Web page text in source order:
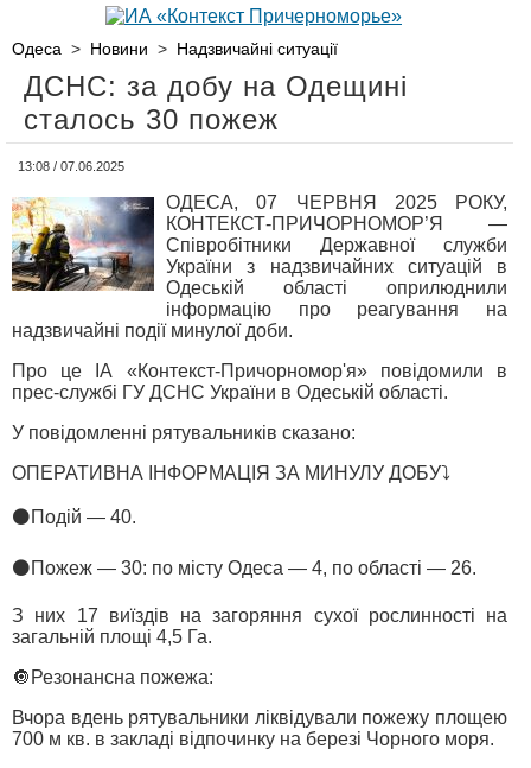
Одеса > Новини > Надзвичайні ситуації
ДСНС: за добу на Одещині
сталось 30 пожеж
13:08 / 07.06.2025
ОДЕСА, 07 ЧЕРВНЯ 2025 РОКУ,
КОНТЕКСТ-ПРИЧОРНОМОР’Я —
Співробітники Державної служби
України з надзвичайних ситуацій в
Одеській області оприлюднили
інформацію про реагування на
надзвичайні події минулої доби.
Про це ІА «Контекст-Причорномор'я» повідомили в
прес-службі ГУ ДСНС України в Одеській області.
У повідомленні рятувальників сказано:
ОПЕРАТИВНА ІНФОРМАЦІЯ ЗА МИНУЛУ ДОБУ⤵️
⚫️Подій — 40.
⚫️Пожеж — 30: по місту Одеса — 4, по області — 26.
З них 17 виїздів на загоряння сухої рослинності на
загальній площі 4,5 Га.
🔘Резонансна пожежа:
Вчора вдень рятувальники ліквідували пожежу площею
700 м кв. в закладі відпочинку на березі Чорного моря.